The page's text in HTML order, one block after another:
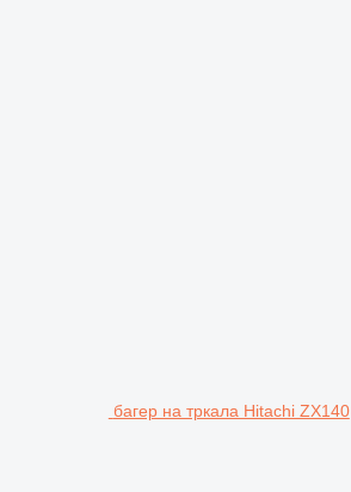
багер на тркала Hitachi ZX140